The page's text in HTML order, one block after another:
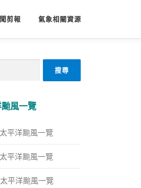
剪報 氣象相關資源
風一覽
平洋颱風一覽
平洋颱風一覽
平洋颱風一覽